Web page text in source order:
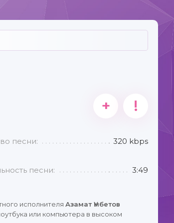
+ !
песни: 320 kbps
песни: 3:49
исполнителя Азамат Үмбетов
или компьютера в высоком